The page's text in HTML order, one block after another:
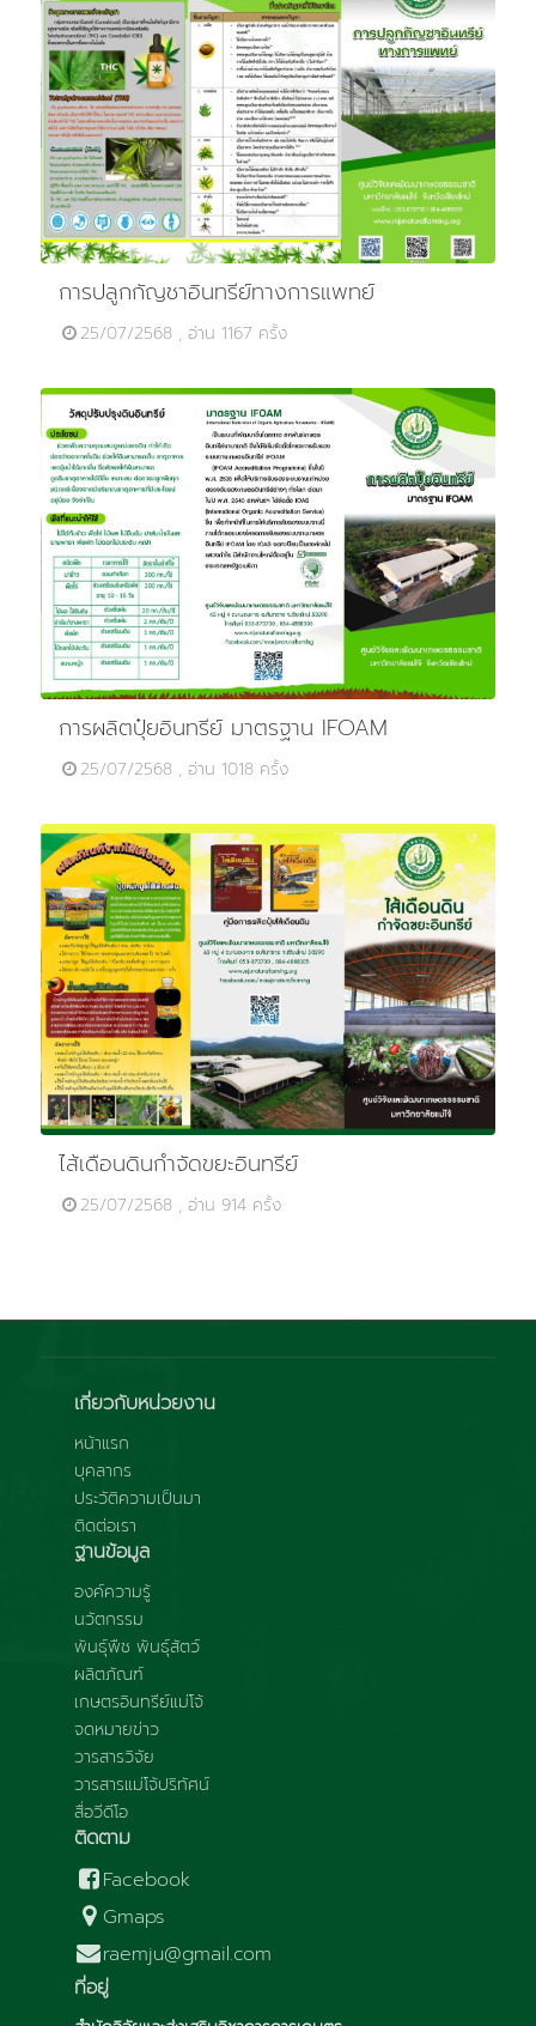
การปลูกกัญชาอินทรีย์ทางการแพทย์
25/07/2568 , อ่าน 1167 ครั้ง
การผลิตปุ๋ยอินทรีย์ มาตรฐาน IFOAM
25/07/2568 , อ่าน 1018 ครั้ง
ไส้เดือนดินกำจัดขยะอินทรีย์
25/07/2568 , อ่าน 914 ครั้ง
เกี่ยวกับหน่วยงาน
หน้าแรก
บุคลากร
ประวัติความเป็นมา
ติดต่อเรา
ฐานข้อมูล
องค์ความรู้
นวัตกรรม
พันธุ์พืช พันธุ์สัตว์
ผลิตภัณฑ์
เกษตรอินทรีย์แม่โจ้
จดหมายข่าว
วารสารวิจัย
วารสารแม่โจ้ปริทัศน์
สื่อวีดีโอ
ติดตาม
Facebook
Gmaps
raemju@gmail.com
ที่อยู่